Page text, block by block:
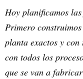
Hoy planificamos
Primero
planta exactos y
con todos los
que se van a